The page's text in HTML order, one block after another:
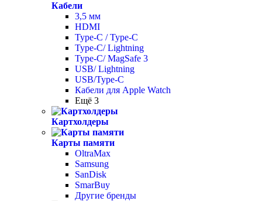
Кабели
3,5 мм
HDMI
Type-C / Type-C
Type-C/ Lightning
Type-C/ MagSafe 3
USB/ Lightning
USB/Type-C
Кабели для Apple Watch
Ещё 3
Картхолдеры
Карты памяти
OltraMax
Samsung
SanDisk
SmarBuy
Другие бренды